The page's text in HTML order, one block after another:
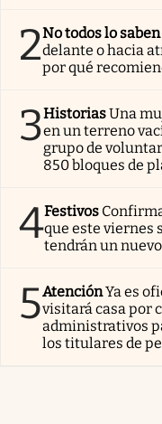
2No todos lo saben
delante o hacia
por qué
3HistoriasUna
en un terreno
grupo de
850 bloques de
4Festivos
que este viernes
tendrán un
5AtenciónYa es
visitará casa por
administrativos
los titulares de